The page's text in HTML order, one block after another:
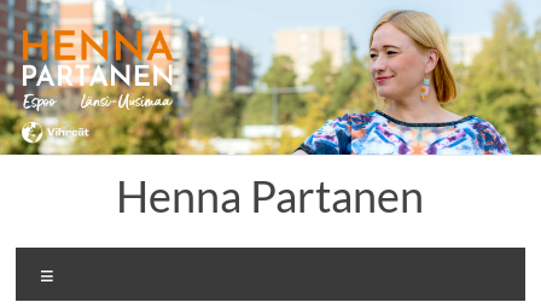
Skip
to
content
Henna Partanen